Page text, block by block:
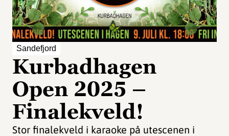
Sandefjord
Kurbadhagen
Open 2025 –
Finalekveld!
Stor finalekveld i karaoke på utescenen i